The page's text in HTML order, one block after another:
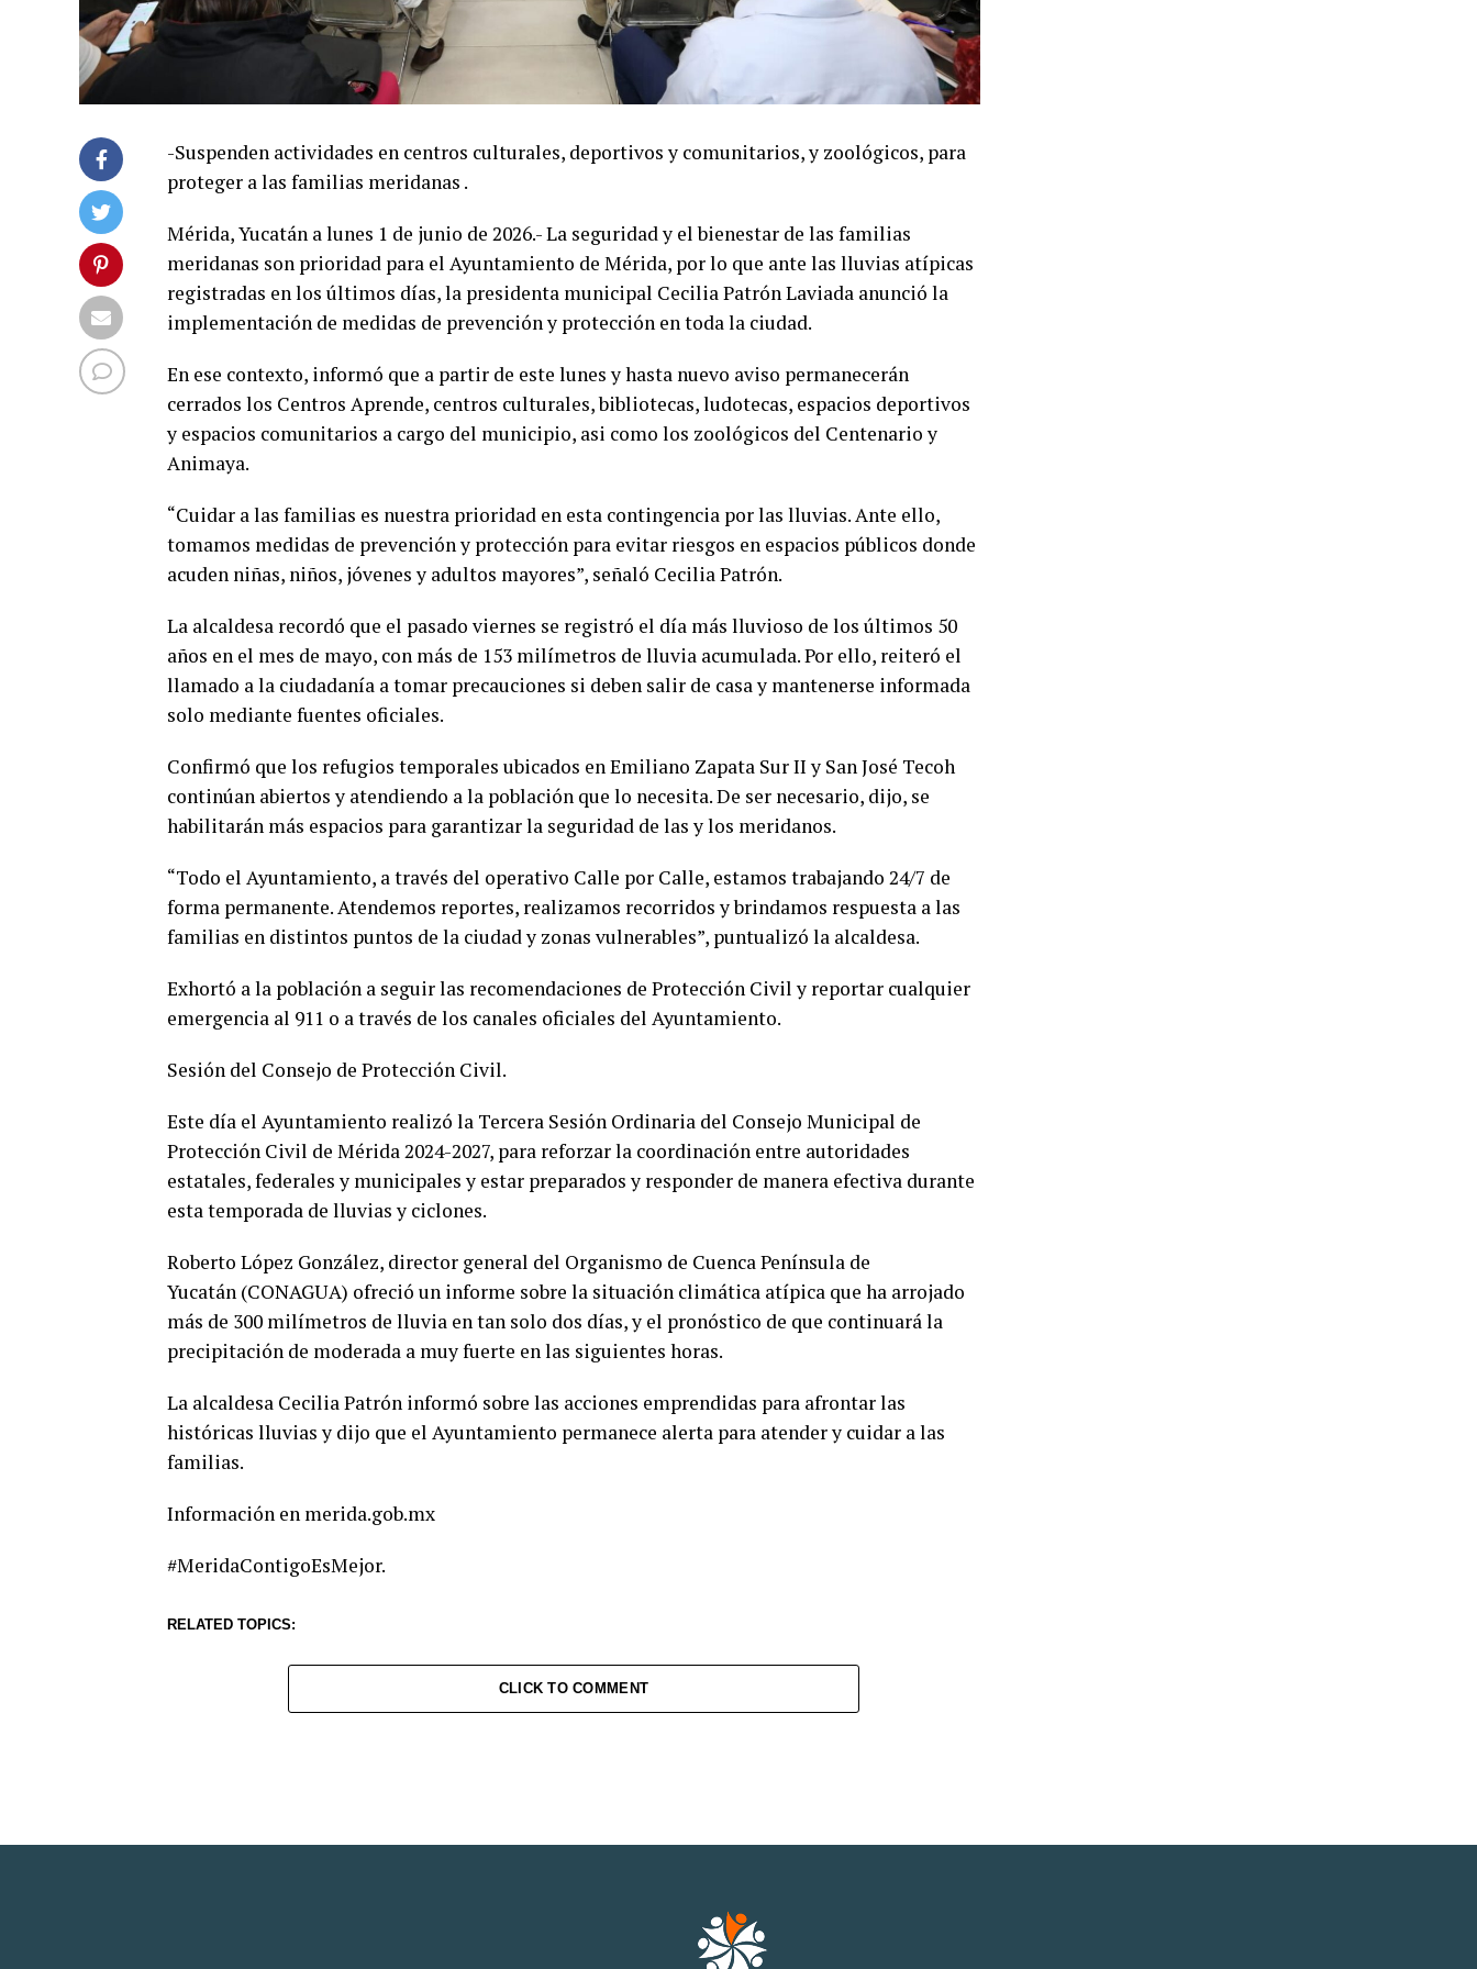
-Suspenden actividades en centros culturales, deportivos y comunitarios, y zoológicos, para
proteger a las familias meridanas .
Mérida, Yucatán a lunes 1 de junio de 2026.- La seguridad y el bienestar de las familias
meridanas son prioridad para el Ayuntamiento de Mérida, por lo que ante las lluvias atípicas
registradas en los últimos días, la presidenta municipal Cecilia Patrón Laviada anunció la
implementación de medidas de prevención y protección en toda la ciudad.
En ese contexto, informó que a partir de este lunes y hasta nuevo aviso permanecerán
cerrados los Centros Aprende, centros culturales, bibliotecas, ludotecas, espacios deportivos
y espacios comunitarios a cargo del municipio, asi como los zoológicos del Centenario y
Animaya.
“Cuidar a las familias es nuestra prioridad en esta contingencia por las lluvias. Ante ello,
tomamos medidas de prevención y protección para evitar riesgos en espacios públicos donde
acuden niñas, niños, jóvenes y adultos mayores”, señaló Cecilia Patrón.
La alcaldesa recordó que el pasado viernes se registró el día más lluvioso de los últimos 50
años en el mes de mayo, con más de 153 milímetros de lluvia acumulada. Por ello, reiteró el
llamado a la ciudadanía a tomar precauciones si deben salir de casa y mantenerse informada
solo mediante fuentes oficiales.
Confirmó que los refugios temporales ubicados en Emiliano Zapata Sur II y San José Tecoh
continúan abiertos y atendiendo a la población que lo necesita. De ser necesario, dijo, se
habilitarán más espacios para garantizar la seguridad de las y los meridanos.
“Todo el Ayuntamiento, a través del operativo Calle por Calle, estamos trabajando 24/7 de
forma permanente. Atendemos reportes, realizamos recorridos y brindamos respuesta a las
familias en distintos puntos de la ciudad y zonas vulnerables”, puntualizó la alcaldesa.
Exhortó a la población a seguir las recomendaciones de Protección Civil y reportar cualquier
emergencia al 911 o a través de los canales oficiales del Ayuntamiento.
Sesión del Consejo de Protección Civil.
Este día el Ayuntamiento realizó la Tercera Sesión Ordinaria del Consejo Municipal de
Protección Civil de Mérida 2024-2027, para reforzar la coordinación entre autoridades
estatales, federales y municipales y estar preparados y responder de manera efectiva durante
esta temporada de lluvias y ciclones.
Roberto López González, director general del Organismo de Cuenca Península de
Yucatán (CONAGUA) ofreció un informe sobre la situación climática atípica que ha arrojado
más de 300 milímetros de lluvia en tan solo dos días, y el pronóstico de que continuará la
precipitación de moderada a muy fuerte en las siguientes horas.
La alcaldesa Cecilia Patrón informó sobre las acciones emprendidas para afrontar las
históricas lluvias y dijo que el Ayuntamiento permanece alerta para atender y cuidar a las
familias.
Información en merida.gob.mx
#MeridaContigoEsMejor.
RELATED TOPICS:
CLICK TO COMMENT